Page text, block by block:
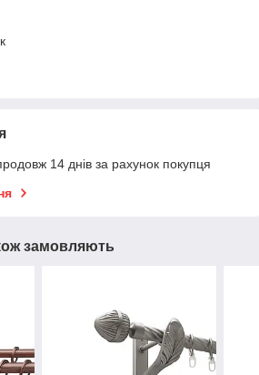
14 днів за рахунок покупця
замовляють